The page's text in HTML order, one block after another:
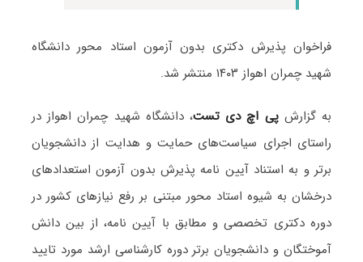
فراخوان پذیرش دکتری بدون آزمون استاد محور دانشگاه
شهید چمران اهواز ۱۴۰۳ منتشر شد.
به گزارشپی اچ دی تست، دانشگاه شهید چمران اهواز در
راستای اجرای سیاست‌های حمایت و هدایت از دانشجویان
برتر و به استناد آیین نامه پذیرش بدون آزمون استعدادهای
درخشان به شیوه استاد محور مبتنی بر رفع نیازهای کشور در
دوره دکتری تخصصی و مطابق با آیین نامه، از بین دانش
آموختگان و دانشجویان برتر دوره کارشناسی ارشد مورد تایید